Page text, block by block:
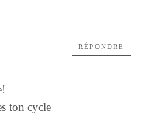
ton cycle
RÉPONDRE